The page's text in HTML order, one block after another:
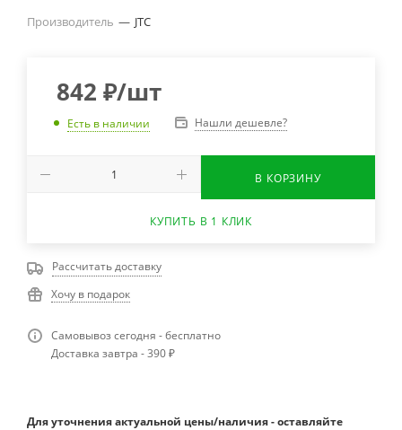
Производитель — JTC
842 ₽/шт
Есть в наличии Нашли дешевле?
В КОРЗИНУ
КУПИТЬ В 1 КЛИК
Рассчитать доставку
Хочу в подарок
Самовывоз сегодня - бесплатно
Доставка завтра - 390 ₽
Для уточнения актуальной цены/наличия - оставляйте